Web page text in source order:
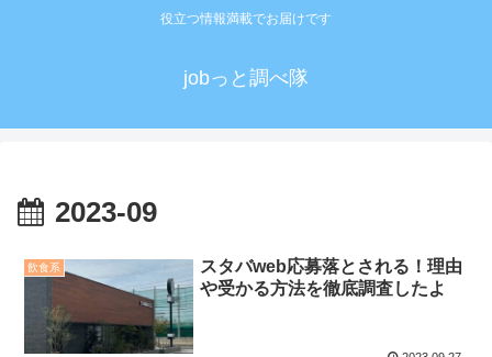
役立つ情報満載でお届けです
jobっと調べ隊
2023-09
飲食系
スタバweb応募落とされる！理由
や受かる方法を徹底調査したよ